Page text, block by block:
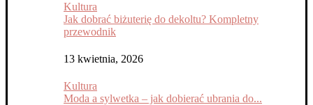
Kultura
Jak dobrać biżuterię do dekoltu? Kompletny
przewodnik
13 kwietnia, 2026
Kultura
Moda a sylwetka – jak dobierać ubrania do...